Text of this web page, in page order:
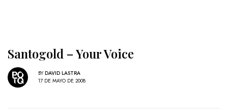
Santogold – Your Voice
BY DAVID LASTRA
17 DE MAYO DE 2008